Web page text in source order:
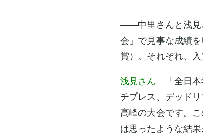
――中里さんと浅見
会」で見事な成績
賞）。それぞれ、
浅見さん 「全日本
チプレス、デッド
高峰の大会です。
は思ったような結